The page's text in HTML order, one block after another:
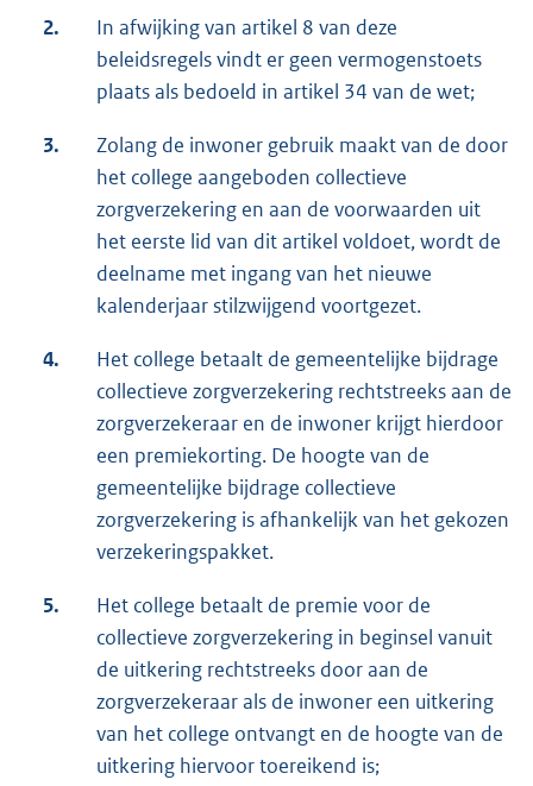
2.
In afwijking van artikel 8 van deze
beleidsregels vindt er geen vermogenstoets
plaats als bedoeld in artikel 34 van de wet;
3.
Zolang de inwoner gebruik maakt van de door
het college aangeboden collectieve
zorgverzekering en aan de voorwaarden uit
het eerste lid van dit artikel voldoet, wordt de
deelname met ingang van het nieuwe
kalenderjaar stilzwijgend voortgezet.
4.
Het college betaalt de gemeentelijke bijdrage
collectieve zorgverzekering rechtstreeks aan de
zorgverzekeraar en de inwoner krijgt hierdoor
een premiekorting. De hoogte van de
gemeentelijke bijdrage collectieve
zorgverzekering is afhankelijk van het gekozen
verzekeringspakket.
5.
Het college betaalt de premie voor de
collectieve zorgverzekering in beginsel vanuit
de uitkering rechtstreeks door aan de
zorgverzekeraar als de inwoner een uitkering
van het college ontvangt en de hoogte van de
uitkering hiervoor toereikend is;